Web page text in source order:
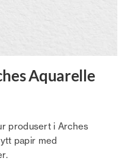
Aquarelle
produsert i Arches
papir med